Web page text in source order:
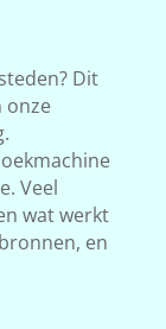
Dit
onze
Veel
wat werkt
en